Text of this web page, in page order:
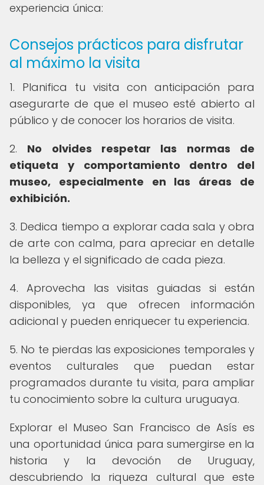
experiencia única:
Consejos prácticos para disfrutar
al máximo la visita
1. Planifica tu visita con anticipación para
asegurarte de que el museo esté abierto al
público y de conocer los horarios de visita.
2. No olvides respetar las normas de
etiqueta y comportamiento dentro del
museo, especialmente en las áreas de
exhibición.
3. Dedica tiempo a explorar cada sala y obra
de arte con calma, para apreciar en detalle
la belleza y el significado de cada pieza.
4. Aprovecha las visitas guiadas si están
disponibles, ya que ofrecen información
adicional y pueden enriquecer tu experiencia.
5. No te pierdas las exposiciones temporales y
eventos culturales que puedan estar
programados durante tu visita, para ampliar
tu conocimiento sobre la cultura uruguaya.
Explorar el Museo San Francisco de Asís es
una oportunidad única para sumergirse en la
historia y la devoción de Uruguay,
descubriendo la riqueza cultural que este